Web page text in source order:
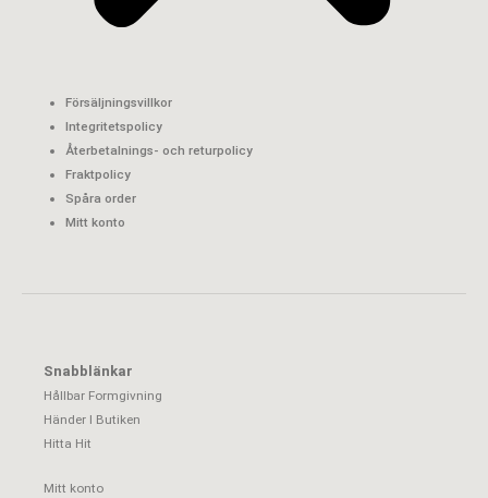
Försäljningsvillkor
Integritetspolicy
Återbetalnings- och returpolicy
Fraktpolicy
Spåra order
Mitt konto
Snabblänkar
Hållbar Formgivning
Händer I Butiken
Hitta Hit
Mitt konto